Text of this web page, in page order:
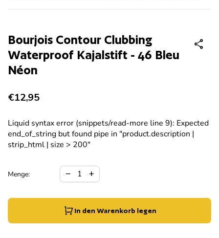
Bourjois Contour Clubbing
Waterproof Kajalstift - 46 Bleu
Néon
share
Regulärer Preis
€12,95
Liquid syntax error (snippets/read-more line 9): Expected
end_of_string but found pipe in "product.description |
strip_html | size > 200"
Menge:
Verringerung der Menge für
remove
Menge erhöhen für
add
In den Warenkorb legen